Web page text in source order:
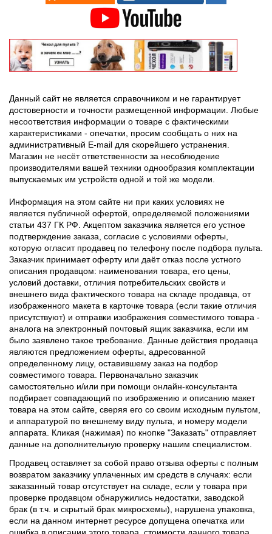
Данный сайт не является справочником и не гарантирует
достоверности и точности размещенной информации. Любые
несоответствия информации о товаре с фактическими
характеристиками - опечатки, просим сообщать о них на
административный E-mail для скорейшего устранения.
Магазин не несёт ответственности за несоблюдение
производителями вашей техники однообразия комплектации
выпускаемых им устройств одной и той же модели.
Информация на этом сайте ни при каких условиях не
является публичной офертой, определяемой положениями
статьи 437 ГК РФ. Акцептом заказчика является его устное
подтверждение заказа, согласие с условиями оферты,
которую огласит продавец по телефону после подбора пульта.
Заказчик принимает оферту или даёт отказ после устного
описания продавцом: наименования товара, его цены,
условий доставки, отличия потребительских свойств и
внешнего вида фактического товара на складе продавца, от
изображенного макета в карточке товара (если такие отличия
присутствуют) и отправки изображения совместимого товара -
аналога на электронный почтовый ящик заказчика, если им
было заявлено такое требование. Данные действия продавца
являются предложением оферты, адресованной
определенному лицу, оставившему заказ на подбор
совместимого товара. Первоначально заказчик
самостоятельно и/или при помощи онлайн-консультанта
подбирает совпадающий по изображению и описанию макет
товара на этом сайте, сверяя его со своим исходным пультом,
и аппаратурой по внешнему виду пульта, и номеру модели
аппарата. Кликая (нажимая) по кнопке "Заказать" отправляет
данные на дополнительную проверку нашим специалистом.
Продавец оставляет за собой право отзыва оферты с полным
возвратом заказчику уплаченных им средств в случаях: если
заказанный товар отсутствует на складе, если у товара при
проверке продавцом обнаружились недостатки, заводской
брак (в т.ч. и скрытый брак микросхемы), нарушена упаковка,
если на данном интернет ресурсе допущена опечатка или
ошибка в описании этого товара, стоимости данного товара,